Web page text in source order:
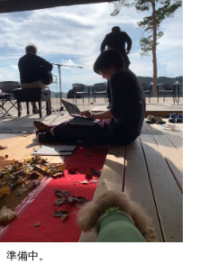
準備中。